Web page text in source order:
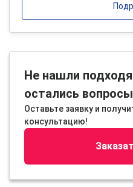
Не нашли
остались
Оставьте заявку и
консультацию!